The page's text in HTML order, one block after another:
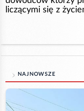
liczącymi się z
NAJNOWSZE